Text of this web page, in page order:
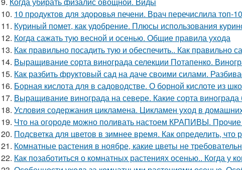
10. 10 продуктов для здоровья печени. Врач перечислила топ-
11. Куриный помет, как удобрение. Плюсы использования
12. Когда сажать тую весной и осенью. Общие правила ухода
13. Как правильно посадить тую и обеспечить.. Как правильно
14. Выращивание сорта винограда селекции Потапенко.
15. Как разбить фруктовый сад на даче своими силами.
16. Борная кислота для в садоводстве. О борной кислоте из
17. Выращивание винограда на севере. Какие сорта
18. Условия содержания цикламена. Цикламен уход в
19. Что на огороде можно поливать настоем КРАПИВЫ.
20. Подсветка для цветов в зимнее время. Как определить, что
21. Комнатные растения в ноябре, какие цветы не
22. Как позаботиться о комнатных растениях осенью.. Когда у